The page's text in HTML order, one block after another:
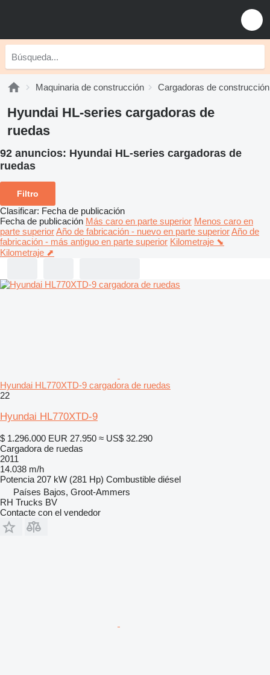
Maquinaria de construcción Cargadoras de construcción
Hyundai HL-series cargadoras de
ruedas
92 anuncios: Hyundai HL-series cargadoras de
ruedas
Filtro
Clasificar: Fecha de publicación
Fecha de publicación Más caro en parte superior Menos caro en
parte superiorAño de fabricación - nuevo en parte superiorAño de
fabricación - más antiguo en parte superior Kilometraje ⬊
Kilometraje ⬈
Hyundai HL770XTD-9 cargadora de ruedas
22
Hyundai HL770XTD-9
$ 1.296.000 EUR 27.950 ≈ US$ 32.290
Cargadora de ruedas
2011
14.038 m/h
Potencia 207 kW (281 Hp) Combustible diésel
Países Bajos, Groot-Ammers
RH Trucks BV
Contacte con el vendedor